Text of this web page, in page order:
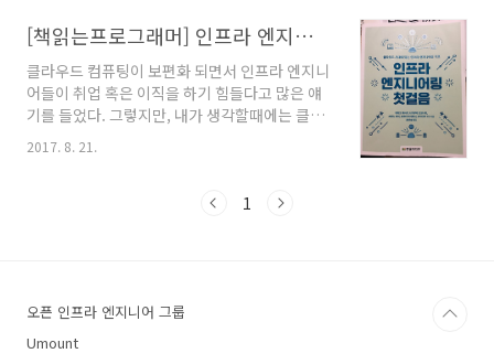
용하기 위한www.yes24.com 기술보다 더 어려
운 건 조직이었다처음 이 책 제목을 봤을 때는 약
간 뻔한 내용을 예상했다.대기업에서 DevOps
도입하는 방법론 정도 아닐까 싶었다. CI/CD 구
축 사례 나오고, 조직 협업 이야기 조금 하고, “문
화가 중요합니다” 같은 이야기로 끝나는 그런 느
[책읽는프로그래머] 인프라 엔지니어링 첫걸음
클라우드 컴퓨팅이 보편화 되면서 인프라 엔지니
어들이 취업 혹은 이직을 하기 힘들다고 많은 얘
기를 들었다. 그렇지만, 내가 생각할때에는 클라
우드가 자동화로 해주는 것에는 한계가 있고,자
동화로 지원을 해주기 때문에 오롯이 모든 책임
그건 어디까지나 나의 의견이니 우선 넘어가도록
게 되었다. 인프라 엔지니어링 첫걸음국내도서저
자 : 데라오 에사쿠,JPCERT CC,요코타 마사토
2017. 8. 21.
1
오픈 인프라 엔지니어 그룹
Umount